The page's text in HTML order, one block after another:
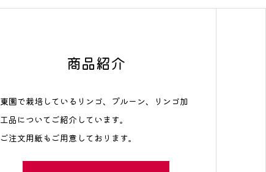
商品紹介
東園で栽培しているリンゴ、プルーン、リンゴ加
工品についてご紹介しています。
ご注文用紙もご用意しております。